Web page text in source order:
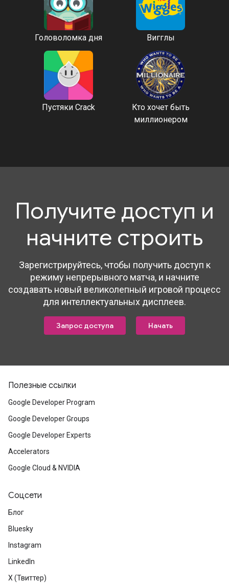
Головоломка дня Вигглы
Пустяки Crack
Кто хочет быть
миллионером
Получите доступ и
начните строить
Зарегистрируйтесь, чтобы получить доступ к
режиму непрерывного матча, и начните
создавать новый великолепный игровой процесс
для интеллектуальных дисплеев.
Запрос доступа Начать
Полезные ссылки
Google Developer Program
Google Developer Groups
Google Developer Experts
Accelerators
Google Cloud & NVIDIA
Соцсети
Блог
Bluesky
Instagram
LinkedIn
X (Твиттер)